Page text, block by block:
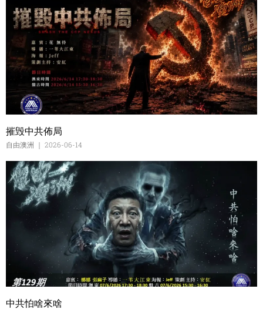
摧毁中共佈局
自由澳洲 2026-06-14
中共怕啥來啥